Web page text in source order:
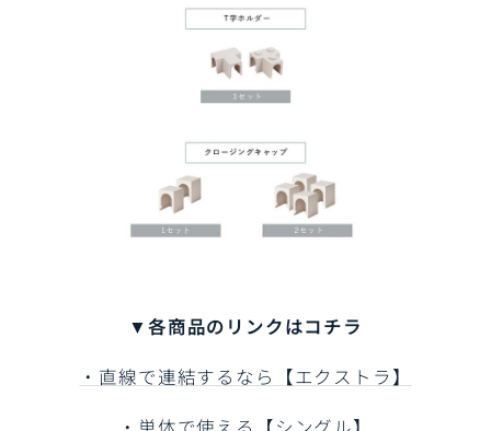
▼各商品のリンクはコチラ
・直線で連結するなら【エクストラ】